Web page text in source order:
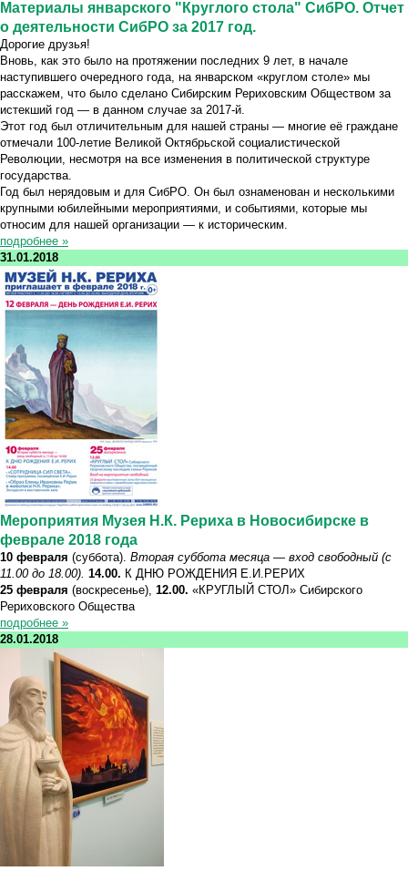
Материалы январского "Круглого стола" СибРО. Отчет
о деятельности СибРО за 2017 год.
Дорогие друзья!
Вновь, как это было на протяжении последних 9 лет, в начале
наступившего очередного года, на январском «круглом столе» мы
расскажем, что было сделано Сибирским Рериховским Обществом за
истекший год — в данном случае за 2017-й.
Этот год был отличительным для нашей страны — многие её граждане
отмечали 100-летие Великой Октябрьской социалистической
Революции, несмотря на все изменения в политической структуре
государства.
Год был нерядовым и для СибРО. Он был ознаменован и несколькими
крупными юбилейными мероприятиями, и событиями, которые мы
относим для нашей организации — к историческим.
подробнее »
31.01.2018
Мероприятия Музея Н.К. Рериха в Новосибирске в
феврале 2018 года
10 февраля (суббота). Вторая суббота месяца — вход свободный (с
11.00 до 18.00). 14.00. К ДНЮ РОЖДЕНИЯ Е.И.РЕРИХ
25 февраля (воскресенье), 12.00. «КРУГЛЫЙ СТОЛ» Сибирского
Рериховского Общества
подробнее »
28.01.2018